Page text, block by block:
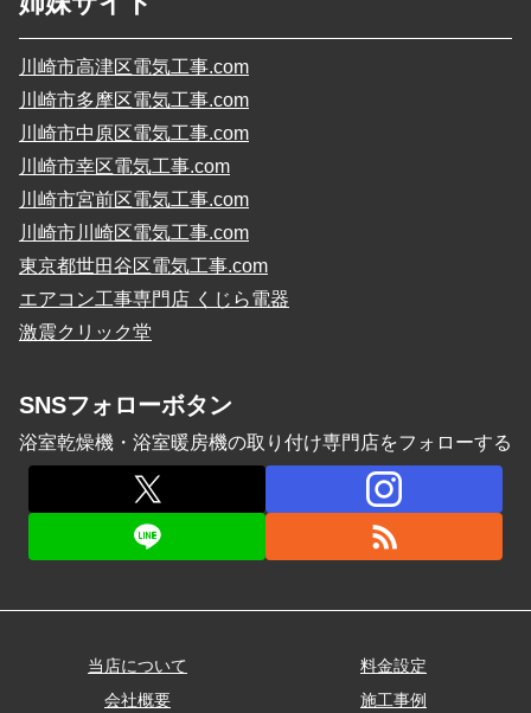
川崎市高津区電気工事.com
川崎市多摩区電気工事.com
川崎市中原区電気工事.com
川崎市幸区電気工事.com
川崎市宮前区電気工事.com
川崎市川崎区電気工事.com
東京都世田谷区電気工事.com
エアコン工事専門店 くじら電器
激震クリック堂
SNSフォローボタン
浴室乾燥機・浴室暖房機の取り付け専門店をフォローする
当店について
料金設定
会社概要
施工事例